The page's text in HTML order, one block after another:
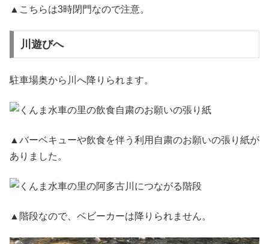
▲こちらは3時閉門なので注意。
川遊びへ
駐車場奥から川へ降りられます。
▲バーベキューや飲食を伴う利用自粛のお願いの張り紙が
ありました。
▲階段なので、ベビーカーは降りられません。